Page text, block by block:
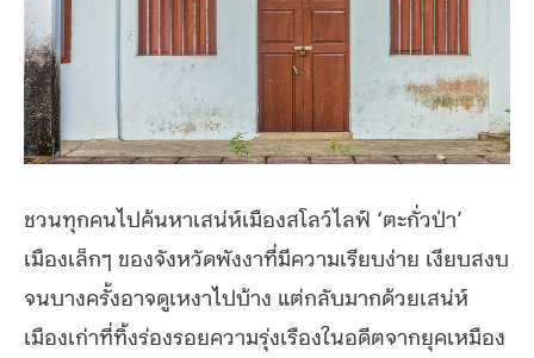
ชวนทุกคนไปค้นหาเสน่ห์เมืองสโลว์ไลฟ์ ‘ตะกั่วป่า’
เมืองเล็กๆ ของจังหวัดพังงาที่มีความเรียบง่าย เงียบสงบ
จนบางครั้งอาจดูเหงาไปบ้าง แต่กลับมากด้วยเสน่ห์
เมืองเก่าที่ทิ้งร่องรอยความรุ่งเรืองในอดีตจากยุคเหมือง